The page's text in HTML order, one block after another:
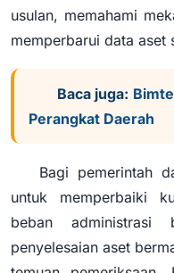
usulan, memahami
memperbarui data aset
Baca juga:
Perangkat Daerah
Bagi pemerintah
untuk memperbaiki
beban administrasi
penyelesaian aset